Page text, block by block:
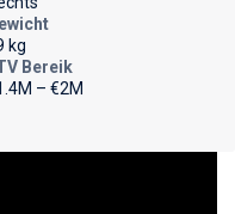
kg
Bereik
– €2M